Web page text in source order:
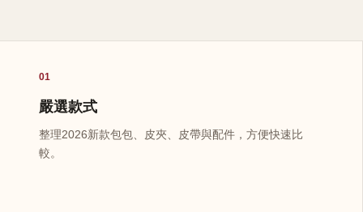
01
嚴選款式
整理2026新款包包、皮夾、皮帶與配件，方便快速比
較。